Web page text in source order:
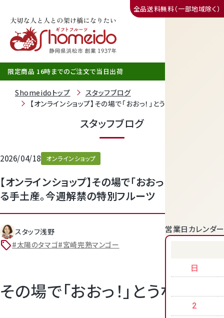
全品送料無料（一部地域除く）
営業日カレンダー
日
2
静岡産クラウンメロン
クラウンメロンゼリー
限定商品 16時までのご注文で当日出荷
Shomeidoトップ
スタッフブログ
【オンラインショップ】その場で「おおっ！」とうならせる手土産
スタッフブログ
2026/04/18 オンラインショップ
【オンラインショップ】その場で「おおっ！」とうならせ
る手土産。今週解禁の特別フルーツ
スタッフ浅野
sell#太陽のタマゴ#宮崎完熟マンゴー
その場で「おおっ！」とうならせる